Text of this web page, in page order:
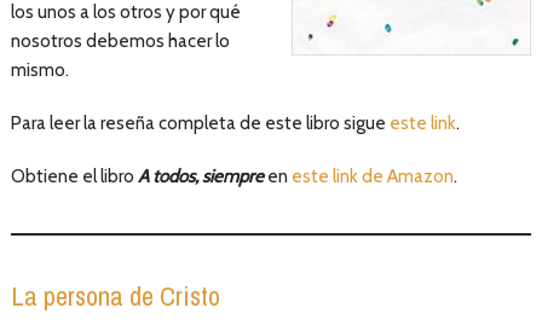
los unos a los otros y por qué
nosotros debemos hacer lo
mismo.
Para leer la reseña completa de este libro sigue este link.
Obtiene el libro A todos, siempreen este link de Amazon.
La persona de Cristo